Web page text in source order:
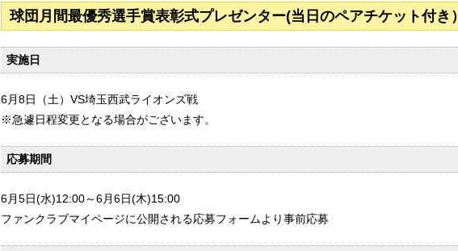
球団月間最優秀選手賞表彰式プレゼンター(当日のペアチケット付き）
実施日
6月8日（土）VS埼玉西武ライオンズ戦
※急遽日程変更となる場合がございます。
応募期間
6月5日(水)12:00～6月6日(木)15:00
ファンクラブマイページに公開される応募フォームより事前応募